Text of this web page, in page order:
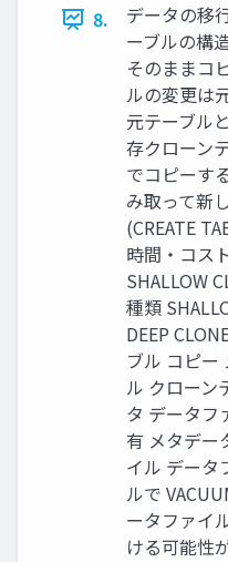
8.
データの移
ーブルの構
そのままコ
ルの変更は
元テーブル
存クローン
でコピーす
み取って新
(CREATE
時間・コス
SHALLOW
種類
DEEP
ブル コピー
ル クローン
タ データフ
有 メタデー
イル データ
ルで
ータファイ
ける可能性